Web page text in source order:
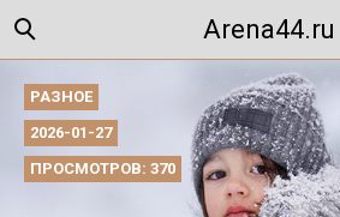
Arena44.ru
РАЗНОЕ
2026-01-27
ПРОСМОТРОВ: 370